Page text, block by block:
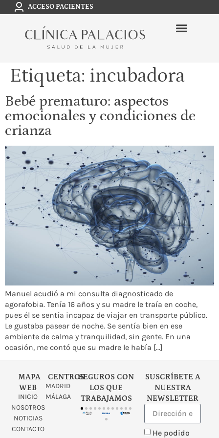
ACCESO PACIENTES
Etiqueta: incubadora
Bebé prematuro: aspectos
emocionales y condiciones de
crianza
Manuel acudió a mi consulta diagnosticado de
agorafobia. Tenía 16 años y su madre le traía en coche,
pues él se sentía incapaz de viajar en transporte público.
Le gustaba pasear de noche. Se sentía bien en ese
ambiente de calma y tranquilidad, sin gente. En una
ocasión, me contó que su madre le había […]
MAPA
WEB
INICIO
NOSOTROS
NOTICIAS
CONTACTO
CENTROS
MADRID
MÁLAGA
SEGUROS CON
LOS QUE
TRABAJAMOS
SUSCRÍBETE A
NUESTRA
NEWSLETTER
He podido